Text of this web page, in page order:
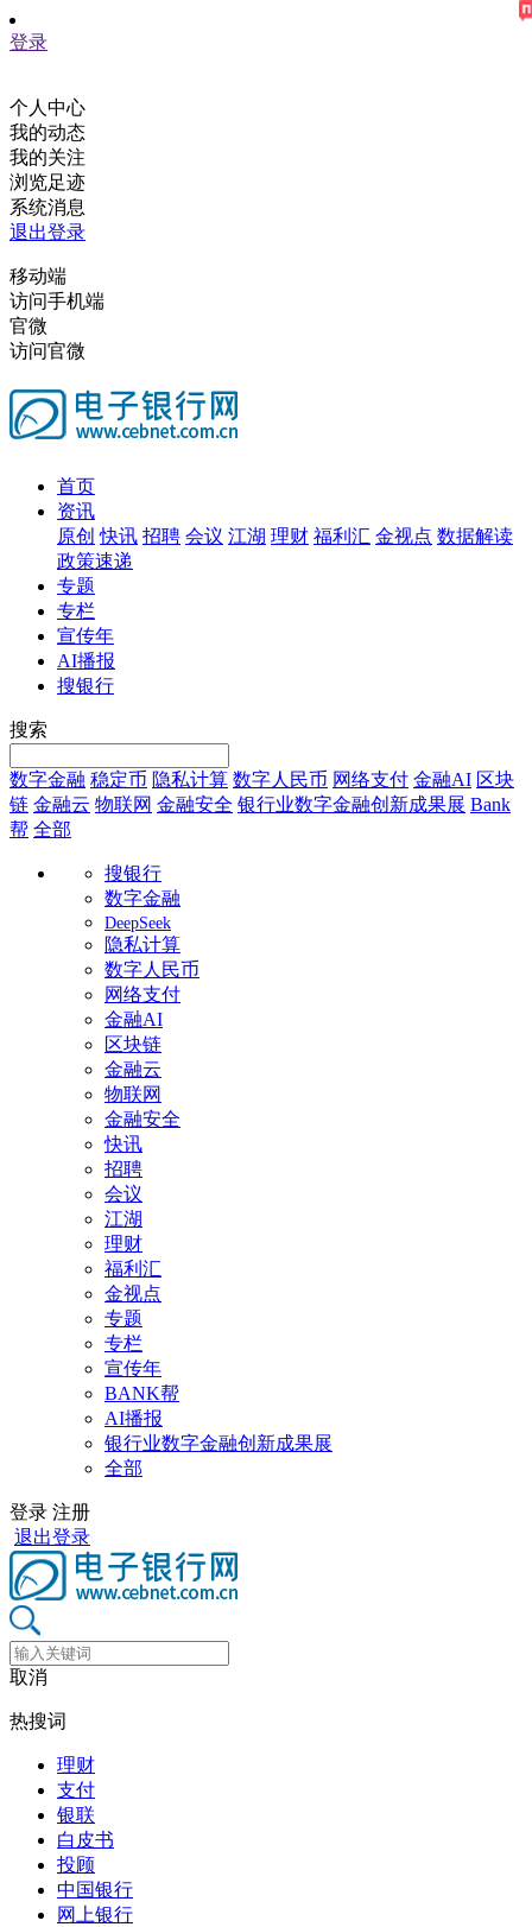
登录
个人中心
我的动态
我的关注
浏览足迹
系统消息
退出登录
移动端
访问手机端
官微
访问官微
首页
资讯
原创 快讯 招聘 会议 江湖 理财 福利汇 金视点 数据解读
政策速递
专题
专栏
宣传年
AI播报
搜银行
搜索
数字金融 稳定币 隐私计算 数字人民币 网络支付 金融AI 区块
链 金融云 物联网 金融安全 银行业数字金融创新成果展 Bank
帮 全部
搜银行
数字金融
DeepSeek
隐私计算
数字人民币
网络支付
金融AI
区块链
金融云
物联网
金融安全
快讯
招聘
会议
江湖
理财
福利汇
金视点
专题
专栏
宣传年
BANK帮
AI播报
银行业数字金融创新成果展
全部
登录 注册
退出登录
取消
热搜词
理财
支付
银联
白皮书
投顾
中国银行
网上银行